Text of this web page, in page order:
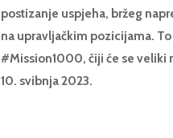
postizanje uspjeha, bržeg
na upravljačkim pozicijama.
#Mission1000, čiji će se veliki
10. svibnja 2023.